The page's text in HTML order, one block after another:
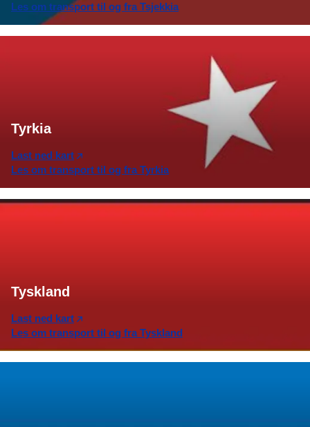
Les om transport til og fra Tsjekkia
Tyrkia
Last ned kart
Les om transport til og fra Tyrkia
Tyskland
Last ned kart
Les om transport til og fra Tyskland